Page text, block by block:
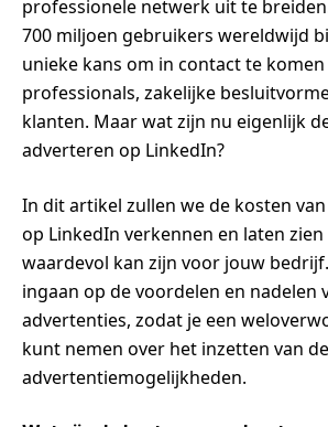
professionele netwerk uit te
700 miljoen gebruikers wereldwijd
unieke kans om in contact te
professionals, zakelijke
klanten. Maar wat zijn nu eigenlijk
adverteren op LinkedIn?
In dit artikel zullen we de kosten
op LinkedIn verkennen en laten
waardevol kan zijn voor jouw
ingaan op de voordelen en nadelen
advertenties, zodat je een
kunt nemen over het inzetten van
advertentiemogelijkheden.